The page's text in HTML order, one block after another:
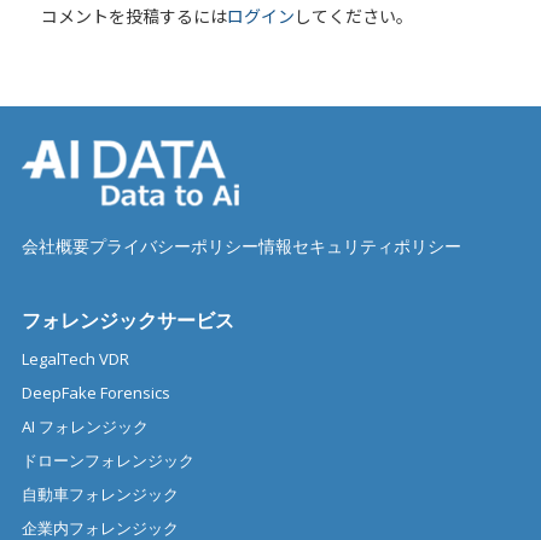
コメントを投稿するにはログイン してください。
会社概要プライバシーポリシー情報セキュリティポリシー
フォレンジックサービス
LegalTech VDR
DeepFake Forensics
AI フォレンジック
ドローンフォレンジック
自動車フォレンジック
企業内フォレンジック